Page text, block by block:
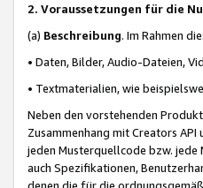
2. Voraussetzungen für die
(a) Beschreibung. Im Rahmen
• Daten, Bilder, Audio-Dateien,
• Textmaterialien, wie
Neben den vorstehenden
Zusammenhang mit Creators
jeden Musterquellcode bzw. jede
auch Spezifikationen,
denen die für die